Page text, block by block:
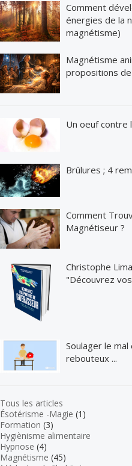
Comment
énergies de la
magnétisme)
Magnétisme
propositions
Un oeuf contre
Brûlures ; 4
Comment
Magnétiseur ?
Christophe
"Découvrez
Soulager le
rebouteux ...
Tous les articles
Ésotérisme -Magie (1)
Formation (3)
Hygiènisme alimentaire
Hypnose (4)
Magnétisme (45)